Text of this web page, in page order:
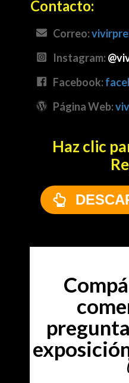
Contacto:
Correo:
Instagram:
Facebook:
Página Web:
Haz clic